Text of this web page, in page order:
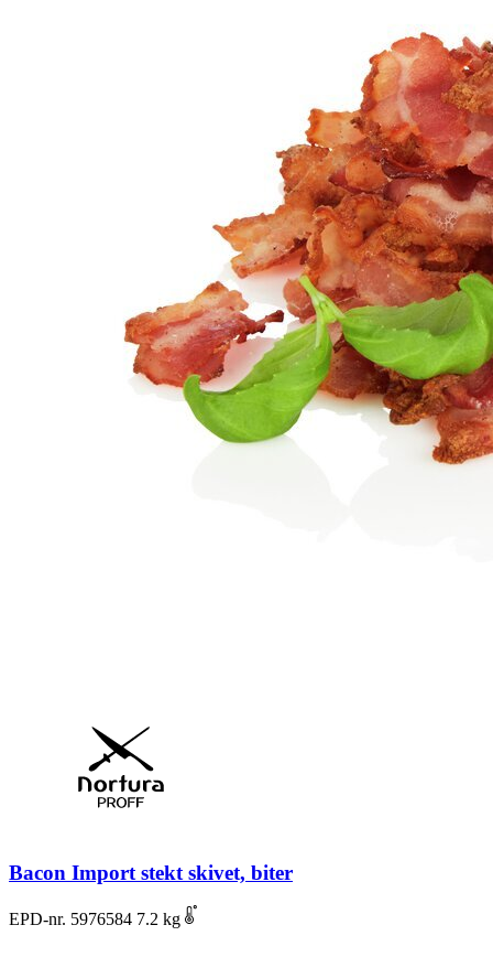
Bacon Import stekt skivet, biter
EPD-nr. 5976584 7.2 kg